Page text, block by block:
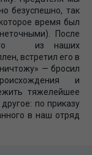
безуспешно, так
время был
После
то из наших
встретил его в
— бросил
и
тяжелейшее
по приказу
в наш отряд